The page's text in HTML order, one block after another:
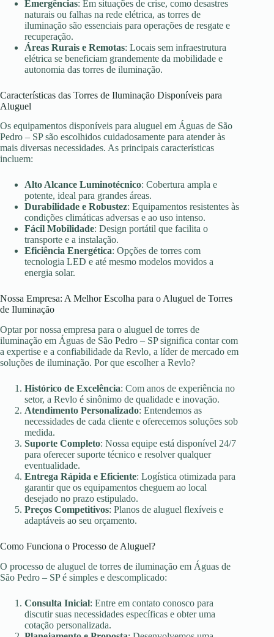
Emergências: Em situações de crise, como desastres
naturais ou falhas na rede elétrica, as torres de
iluminação são essenciais para operações de resgate e
recuperação.
Áreas Rurais e Remotas: Locais sem infraestrutura
elétrica se beneficiam grandemente da mobilidade e
autonomia das torres de iluminação.
Características das Torres de Iluminação Disponíveis para
Aluguel
Os equipamentos disponíveis para aluguel em Águas de São
Pedro – SP são escolhidos cuidadosamente para atender às
mais diversas necessidades. As principais características
incluem:
Alto Alcance Luminotécnico: Cobertura ampla e
potente, ideal para grandes áreas.
Durabilidade e Robustez: Equipamentos resistentes às
condições climáticas adversas e ao uso intenso.
Fácil Mobilidade: Design portátil que facilita o
transporte e a instalação.
Eficiência Energética: Opções de torres com
tecnologia LED e até mesmo modelos movidos a
energia solar.
Nossa Empresa: A Melhor Escolha para o Aluguel de Torres
de Iluminação
Optar por nossa empresa para o aluguel de torres de
iluminação em Águas de São Pedro – SP significa contar com
a expertise e a confiabilidade da Revlo, a líder de mercado em
soluções de iluminação. Por que escolher a Revlo?
Histórico de Excelência: Com anos de experiência no
setor, a Revlo é sinônimo de qualidade e inovação.
Atendimento Personalizado: Entendemos as
necessidades de cada cliente e oferecemos soluções sob
medida.
Suporte Completo: Nossa equipe está disponível 24/7
para oferecer suporte técnico e resolver qualquer
eventualidade.
Entrega Rápida e Eficiente: Logística otimizada para
garantir que os equipamentos cheguem ao local
desejado no prazo estipulado.
Preços Competitivos: Planos de aluguel flexíveis e
adaptáveis ao seu orçamento.
Como Funciona o Processo de Aluguel?
O processo de aluguel de torres de iluminação em Águas de
São Pedro – SP é simples e descomplicado:
Consulta Inicial: Entre em contato conosco para
discutir suas necessidades específicas e obter uma
cotação personalizada.